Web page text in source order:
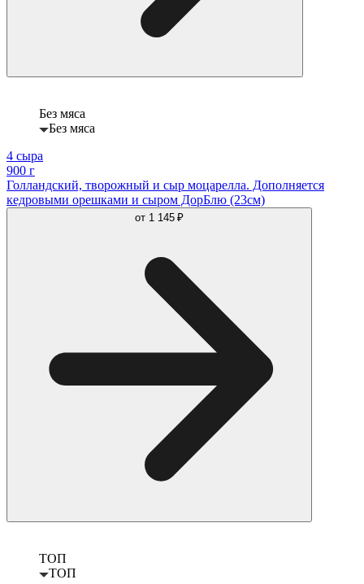
Без мяса
Без мяса
4 сыра
900 г
Голландский, творожный и сыр моцарелла. Дополняется
кедровыми орешками и сыром ДорБлю (23см)
от 1 145 ₽
ТОП
ТОП